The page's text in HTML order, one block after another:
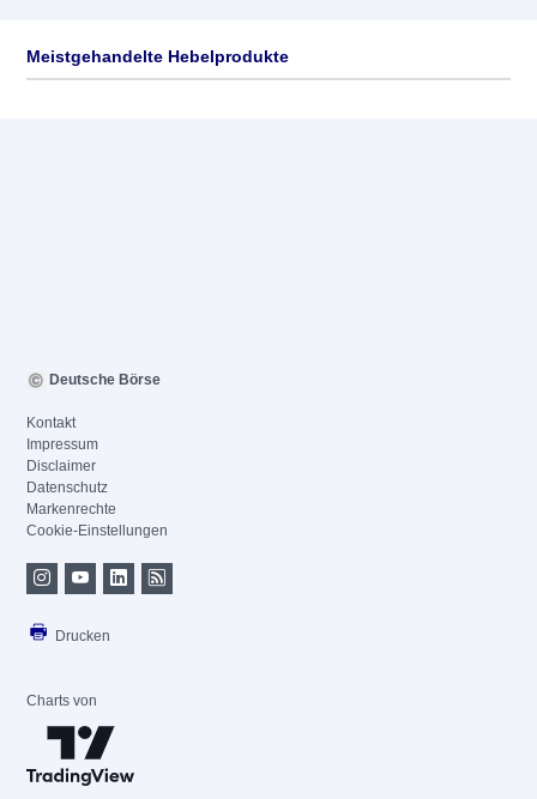
Meistgehandelte Hebelprodukte
Deutsche Börse
Kontakt
Impressum
Disclaimer
Datenschutz
Markenrechte
Cookie-Einstellungen
Drucken
Charts von